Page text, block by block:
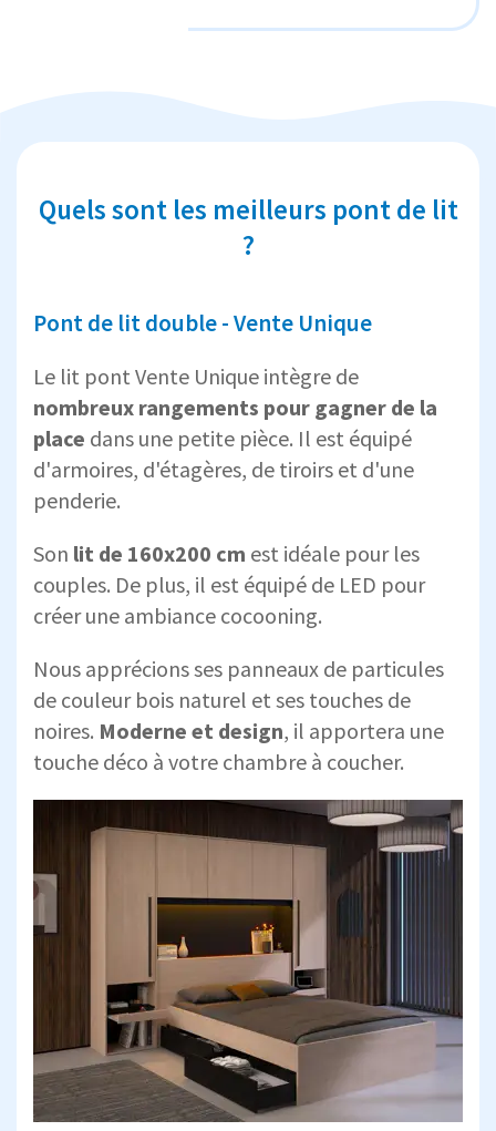
Quels sont les meilleurs pont de lit
?
Pont de lit double - Vente Unique
Le lit pont Vente Unique intègre de
nombreux rangements pour gagner de la
place dans une petite pièce. Il est équipé
d'armoires, d'étagères, de tiroirs et d'une
penderie.
Son lit de 160x200 cm est idéale pour les
couples. De plus, il est équipé de LED pour
créer une ambiance cocooning.
Nous apprécions ses panneaux de particules
de couleur bois naturel et ses touches de
noires. Moderne et design, il apportera une
touche déco à votre chambre à coucher.